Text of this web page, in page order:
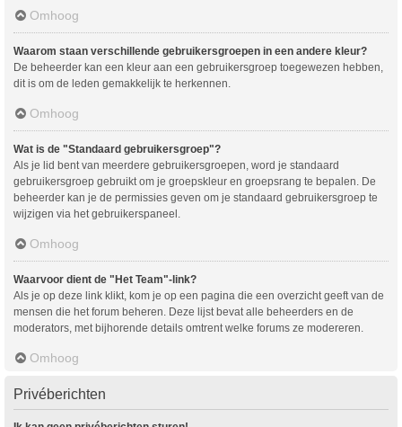
Omhoog
Waarom staan verschillende gebruikersgroepen in een andere kleur?
De beheerder kan een kleur aan een gebruikersgroep toegewezen hebben,
dit is om de leden gemakkelijk te herkennen.
Omhoog
Wat is de "Standaard gebruikersgroep"?
Als je lid bent van meerdere gebruikersgroepen, word je standaard
gebruikersgroep gebruikt om je groepskleur en groepsrang te bepalen. De
beheerder kan je de permissies geven om je standaard gebruikersgroep te
wijzigen via het gebruikerspaneel.
Omhoog
Waarvoor dient de "Het Team"-link?
Als je op deze link klikt, kom je op een pagina die een overzicht geeft van de
mensen die het forum beheren. Deze lijst bevat alle beheerders en de
moderators, met bijhorende details omtrent welke forums ze modereren.
Omhoog
Privéberichten